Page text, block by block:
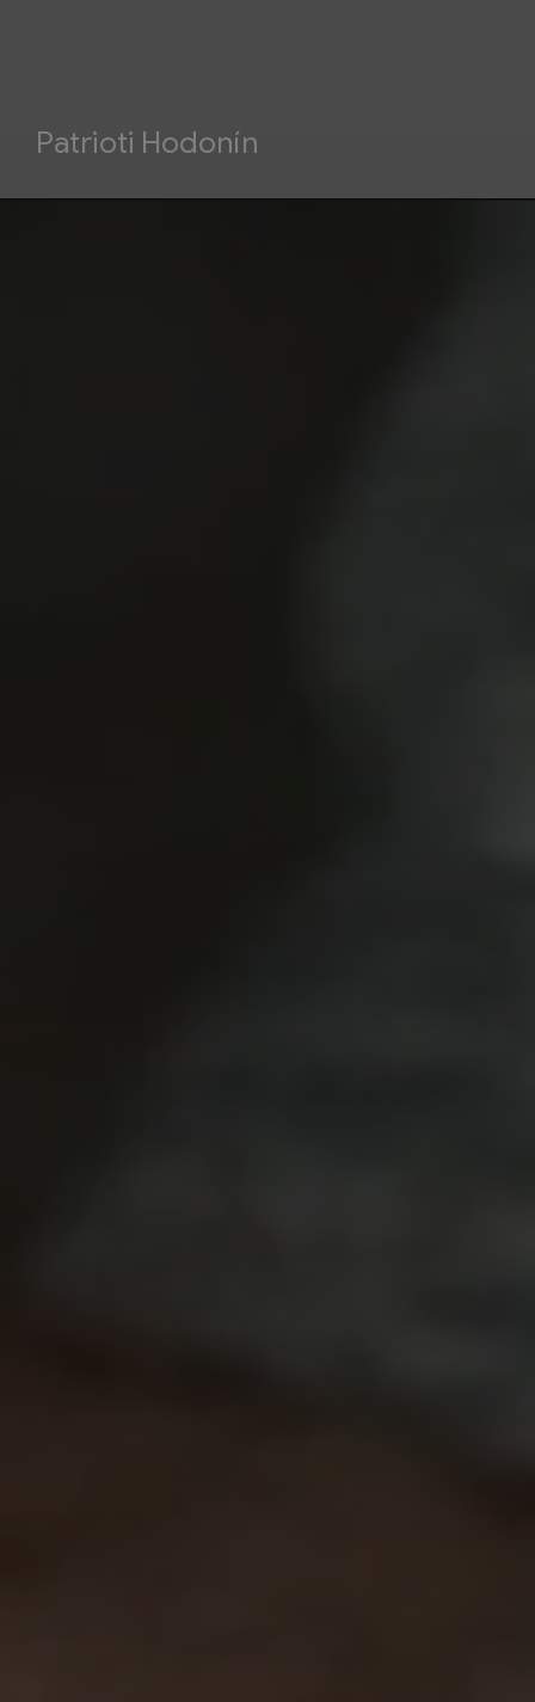
Patrioti Hodonín